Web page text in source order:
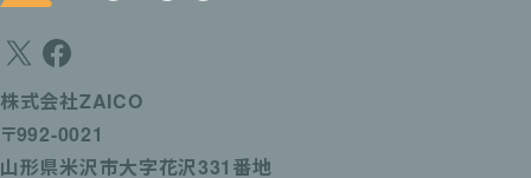
株式会社ZAICO
〒992-0021
山形県米沢市大字花沢331番地